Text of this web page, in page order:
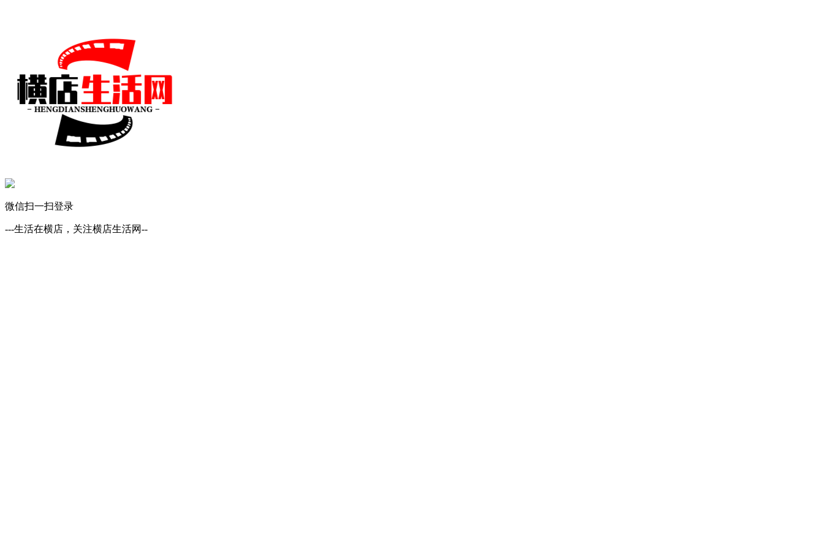
微信扫一扫登录
---生活在横店，关注横店生活网--